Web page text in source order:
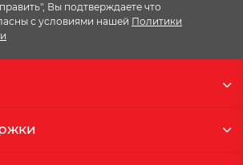
Вы подтверждаете что
с условиями нашей Политики